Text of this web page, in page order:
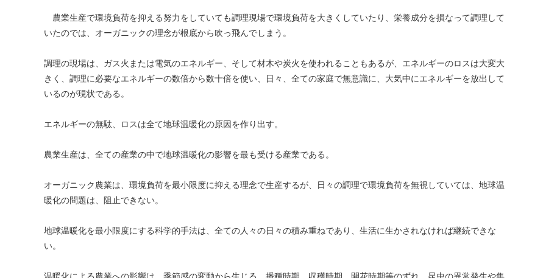
農業生産で環境負荷を抑える努力をしていても調理現場で環境負荷を大きくしていたり、栄養成分を損なって調理して
いたのでは、オーガニックの理念が根底から吹っ飛んでしまう。
調理の現場は、ガス火または電気のエネルギー、そして材木や炭火を使われることもあるが、エネルギーのロスは大変大
きく、調理に必要なエネルギーの数倍から数十倍を使い、日々、全ての家庭で無意識に、大気中にエネルギーを放出して
いるのが現状である。
エネルギーの無駄、ロスは全て地球温暖化の原因を作り出す。
農業生産は、全ての産業の中で地球温暖化の影響を最も受ける産業である。
オーガニック農業は、環境負荷を最小限度に抑える理念で生産するが、日々の調理で環境負荷を無視していては、地球温
暖化の問題は、阻止できない。
地球温暖化を最小限度にする科学的手法は、全ての人々の日々の積み重ねであり、生活に生かされなければ継続できな
い。